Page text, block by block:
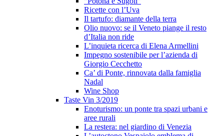
Ricette con l’Uva
Il tartufo: diamante della terra
Olio nuovo: se il Veneto piange il resto
d’Italia non ride
L’inquieta ricerca di Elena Armellini
Impegno sostenibile per l’azienda di
Giorgio Cecchetto
Ca’ di Ponte, rinnovata dalla famiglia
Nadal
Wine Shop
Taste Vin 3/2019
Enoturismo: un ponte tra spazi urbani e
aree rurali
La restera: nel giardino di Venezia